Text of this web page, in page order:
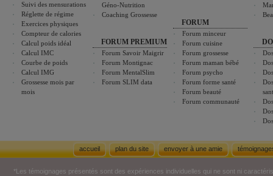
Suivi des mensurations
Réglette de régime
Exercices physiques
Compteur de calories
Calcul poids idéal
Calcul IMC
Courbe de poids
Calcul IMG
Grossesse mois par
mois
Géno-Nutrition
Coaching Grossesse
FORUM PREMIUM
Forum Savoir Maigrir
Forum Montignac
Forum MentalSlim
Forum SLIM data
FORUM
Forum minceur
Forum cuisine
Forum grossesse
Forum maman bébé
Forum psycho
Forum forme santé
Forum beauté
Forum communauté
accueil plan du site envoyer à une amie
*Les témoignages présentés sont des expériences individuelles qui ne sont ni